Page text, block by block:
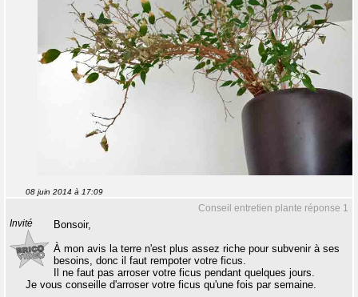
08 juin 2014 à 17:09
Conseil entretien plante réponse 1
Invité
Bonsoir,
À mon avis la terre n'est plus assez riche pour subvenir à ses
besoins, donc il faut rempoter votre ficus.
Il ne faut pas arroser votre ficus pendant quelques jours.
Je vous conseille d'arroser votre ficus qu'une fois par semaine.